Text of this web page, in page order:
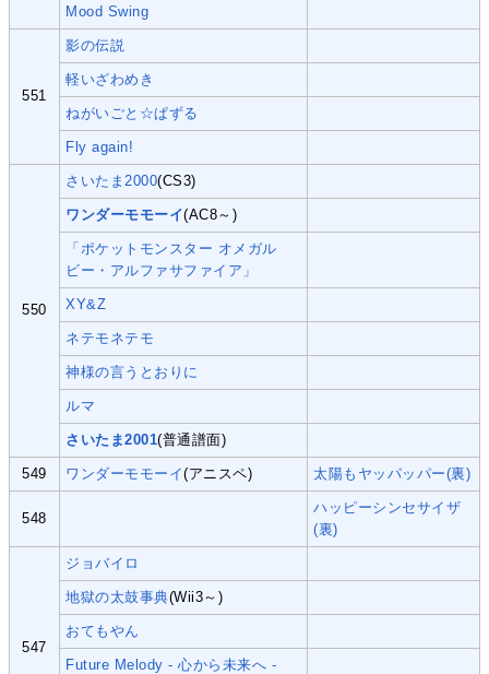
Mood Swing
551
影の伝説
軽いざわめき
ねがいごと☆ぱずる
Fly again!
550
さいたま2000(CS3)
ワンダーモモーイ(AC8～)
「ポケットモンスター オメガル
ビー・アルファサファイア」
XY&Z
ネテモネテモ
神様の言うとおりに
ルマ
さいたま2001(普通譜面)
549 ワンダーモモーイ(アニスペ) 太陽もヤッパッパー(裏)
548
ハッピーシンセサイザ
(裏)
547
ジョバイロ
地獄の太鼓事典(Wii3～)
おてもやん
Future Melody - 心から未来へ -